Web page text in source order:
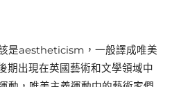
是aestheticism，一般譯成唯美
期出現在英國藝術和文學領域中